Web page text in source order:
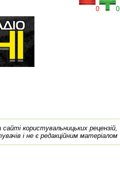
0 0
користувальницьких рецензій,
і не є редакційним матеріалом